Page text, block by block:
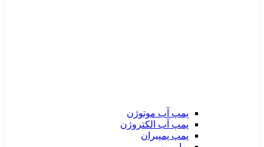
پمپ آب موتوژن
پمپ آب الکتروژن
پمپ پمپیران